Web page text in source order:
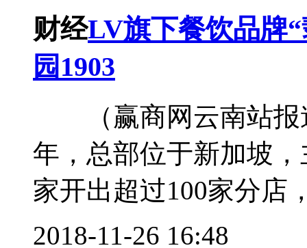
财经LV旗下餐饮品牌
园1903
（赢商网云南站报
年，总部位于新加坡
家开出超过100家分店
2018-11-26 16:48